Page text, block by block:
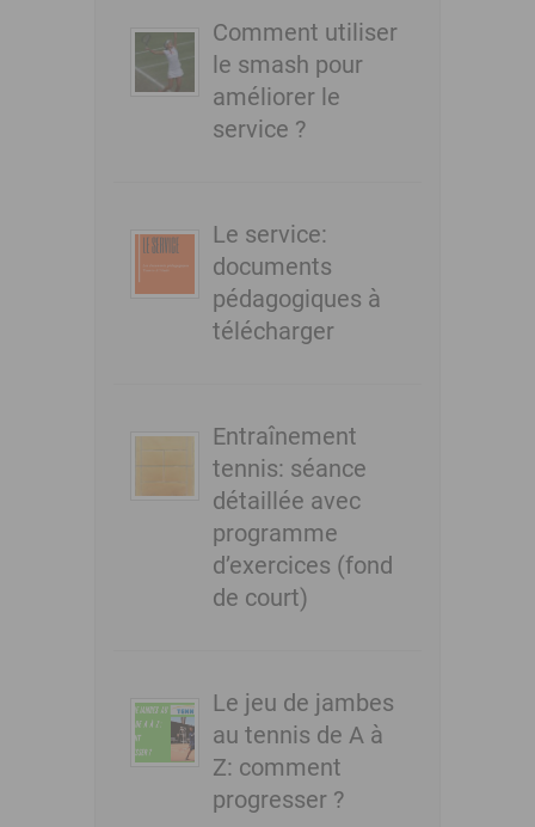
Comment utiliser
le smash pour
améliorer le
service ?
Le service:
documents
pédagogiques à
télécharger
Entraînement
tennis: séance
détaillée avec
programme
d’exercices (fond
de court)
Le jeu de jambes
au tennis de A à
Z: comment
progresser ?